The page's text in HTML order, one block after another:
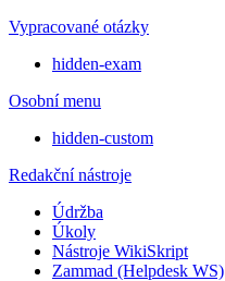
Vypracované otázky
hidden-exam
Osobní menu
hidden-custom
Redakční nástroje
Údržba
Úkoly
Nástroje WikiSkript
Zammad (Helpdesk WS)